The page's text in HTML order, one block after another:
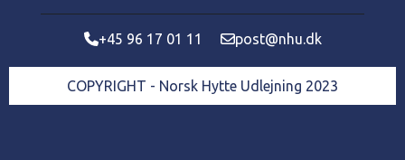
+45 96 17 01 11 post@nhu.dk
COPYRIGHT - Norsk Hytte Udlejning 2023